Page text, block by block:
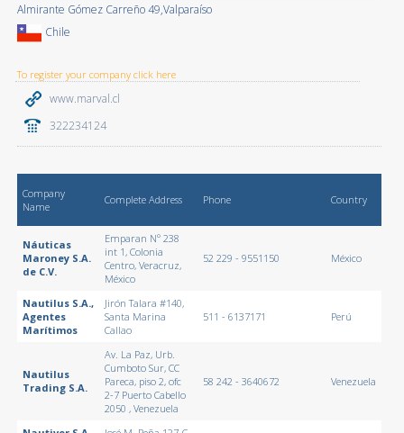
Almirante Gómez Carreño 49,Valparaíso
Chile
To register your company click here
www.marval.cl
322234124
Company
Name
Complete Address Phone Country
Náuticas
Maroney S.A.
de C.V.
Emparan Nº 238
int 1, Colonia
Centro, Veracruz,
México
52 229 - 9551150 México
Nautilus S.A.,
Agentes
Marítimos
Jirón Talara #140,
Santa Marina
Callao
511 - 6137171 Perú
Nautilus
Trading S.A.
Av. La Paz, Urb.
Cumboto Sur, CC
Pareca, piso 2, ofc
2-7 Puerto Cabello
2050 , Venezuela
58 242 - 3640672 Venezuela